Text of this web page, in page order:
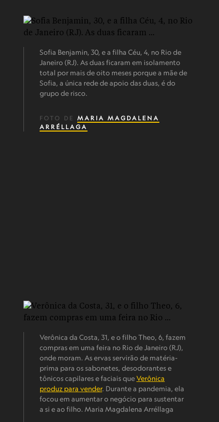
Sofia Benjamin, 30, e a filha Céu, 4, no Rio de
Janeiro (RJ). As duas ficaram em isolamento
total por mais de oito meses porque a mãe de
Sofia, a única rede de apoio das duas, é do
grupo de risco.
FOTO DE MARIA MAGDALENA
ARRÉLLAGA
Verônica da Costa, 31, e o filho Theo, 6, fazem
compras em uma feira no Rio de Janeiro (RJ),
onde moram. As ervas servirão de matéria-
prima para os sabonetes, desodorantes e
tônicos capilares e faciais queVerônica
produz para vender. Durante a pandemia, ela
focou em aumentar o negócio para sustentar
a si e ao filho. Maria Magdalena Arréllaga